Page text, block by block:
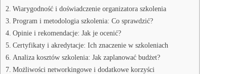
Wiarygodność i doświadczenie organizatora szkolenia
Program i metodologia szkolenia: Co sprawdzić?
Opinie i rekomendacje: Jak je ocenić?
Certyfikaty i akredytacje: Ich znaczenie w szkoleniach
Analiza kosztów szkolenia: Jak zaplanować budżet?
Możliwości networkingowe i dodatkowe korzyści